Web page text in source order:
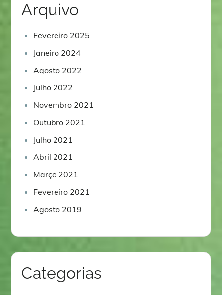
Arquivo
Fevereiro 2025
Janeiro 2024
Agosto 2022
Julho 2022
Novembro 2021
Outubro 2021
Julho 2021
Abril 2021
Março 2021
Fevereiro 2021
Agosto 2019
Categorias